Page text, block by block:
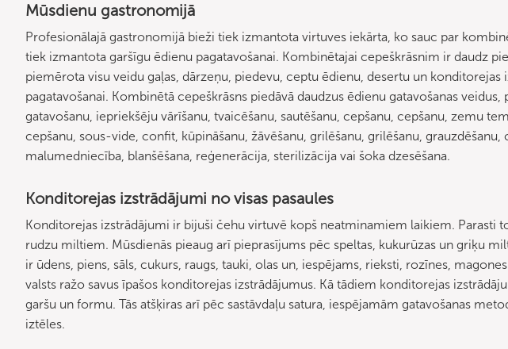
Mūsdienu gastronomijā
Profesionālajā gastronomijā bieži tiek izmantota virtuves iekārta, ko sauc par
tiek izmantota garšīgu ēdienu pagatavošanai. Kombinētajai cepeškrāsnim ir daudz
piemērota visu veidu gaļas, dārzeņu, piedevu, ceptu ēdienu, desertu un konditorejas
pagatavošanai. Kombinētā cepeškrāsns piedāvā daudzus ēdienu gatavošanas veidus,
gatavošanu, iepriekšēju vārīšanu, tvaicēšanu, sautēšanu, cepšanu, cepšanu, zemu
cepšanu, sous-vide, confit, kūpināšanu, žāvēšanu, grilēšanu, grilēšanu, grauzdēšanu,
malumedniecība, blanšēšana, reģenerācija, sterilizācija vai šoka dzesēšana.
Konditorejas izstrādājumi no visas pasaules
Konditorejas izstrādājumi ir bijuši čehu virtuvē kopš neatminamiem laikiem. Parasti
rudzu miltiem. Mūsdienās pieaug arī pieprasījums pēc speltas, kukurūzas un griķu
ir ūdens, piens, sāls, cukurs, raugs, tauki, olas un, iespējams, rieksti, rozīnes,
valsts ražo savus īpašos konditorejas izstrādājumus. Kā tādiem konditorejas
garšu un formu. Tās atšķiras arī pēc sastāvdaļu satura, iespējamām gatavošanas
iztēles.